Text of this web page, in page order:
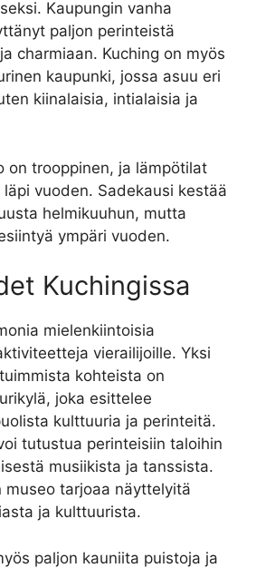
Kaupungin vanha
paljon perinteistä
charmiaan. Kuching on myös
kaupunki, jossa asuu eri
kiinalaisia, intialaisia ja
on trooppinen, ja lämpötilat
vuoden. Sadekausi kestää
helmikuuhun, mutta
ympäri vuoden.
Kuchingissa
mielenkiintoisia
vierailijoille. Yksi
kohteista on
joka esittelee
kulttuuria ja perinteitä.
tutustua perinteisiin taloihin
musiikista ja tanssista.
museo tarjoaa näyttelyitä
ja kulttuurista.
paljon kauniita puistoja ja